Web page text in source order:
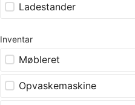
Ladestander
Inventar
Møbleret
Opvaskemaskine